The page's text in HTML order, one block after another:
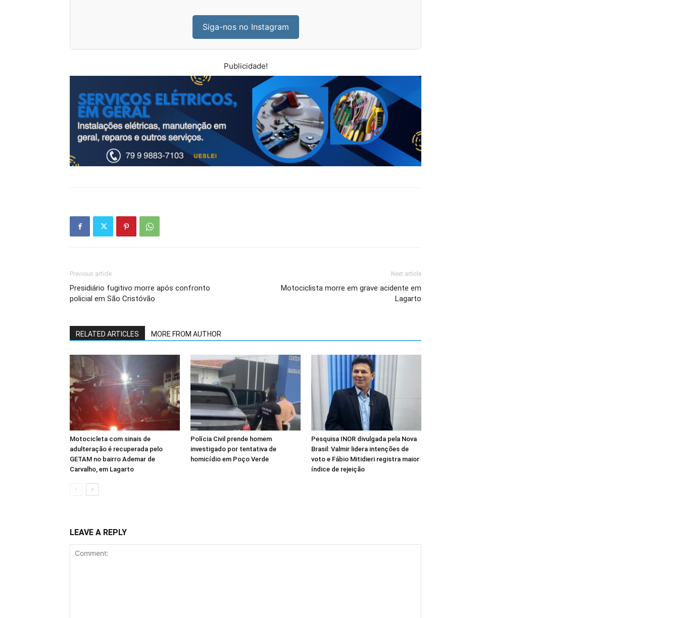
Siga-nos no Instagram
Publicidade!
Previous article
Presidiário fugitivo morre após confronto
policial em São Cristóvão
Next article
Motociclista morre em grave acidente em
Lagarto
RELATED ARTICLES MORE FROM AUTHOR
Motocicleta com sinais de
adulteração é recuperada pelo
GETAM no bairro Ademar de
Carvalho, em Lagarto
Polícia Civil prende homem
investigado por tentativa de
homicídio em Poço Verde
Pesquisa INOR divulgada pela Nova
Brasil: Valmir lidera intenções de
voto e Fábio Mitidieri registra maior
índice de rejeição
LEAVE A REPLY